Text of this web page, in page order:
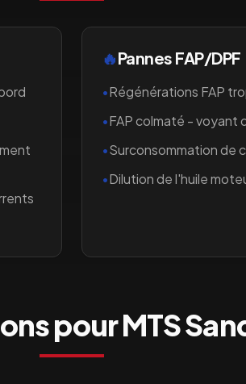
🔥Pannes FAP/DPF
•Régénérations FAP
•FAP colmaté - voyant
•Surconsommation de
•Dilution de l'huile
pourMTS